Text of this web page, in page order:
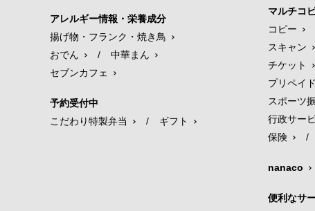
アレルギー情報・栄養成分
揚げ物・フランク・焼き鳥
おでん
/
中華まん
セブンカフェ
予約受付中
こだわり特製弁当
/ ギフト
マルチコ
コピー
スキャン
チケット
プリペイ
スポーツ
行政サー
保険
/
nanaco
便利なサ